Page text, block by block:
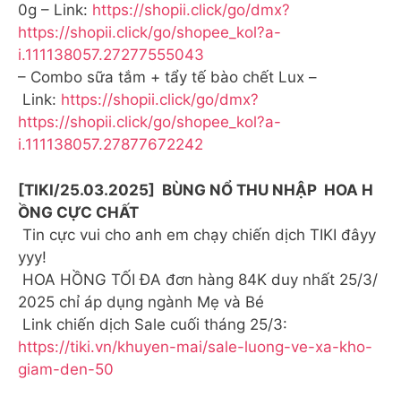
0g – Link: https://shopii.click/go/dmx?
https://shopii.click/go/shopee_kol?a-
i.111138057.27277555043
– Combo sữa tắm + tẩy tế bào chết Lux –
Link: https://shopii.click/go/dmx?
https://shopii.click/go/shopee_kol?a-
i.111138057.27877672242
[TIKI/25.03.2025] BÙNG NỔ THU NHẬP HOA H
ỒNG CỰC CHẤT
Tin cực vui cho anh em chạy chiến dịch TIKI đâyy
yyy!
HOA HỒNG TỐI ĐA đơn hàng 84K duy nhất 25/3/
2025 chỉ áp dụng ngành Mẹ và Bé
Link chiến dịch Sale cuối tháng 25/3:
https://tiki.vn/khuyen-mai/sale-luong-ve-xa-kho-
giam-den-50